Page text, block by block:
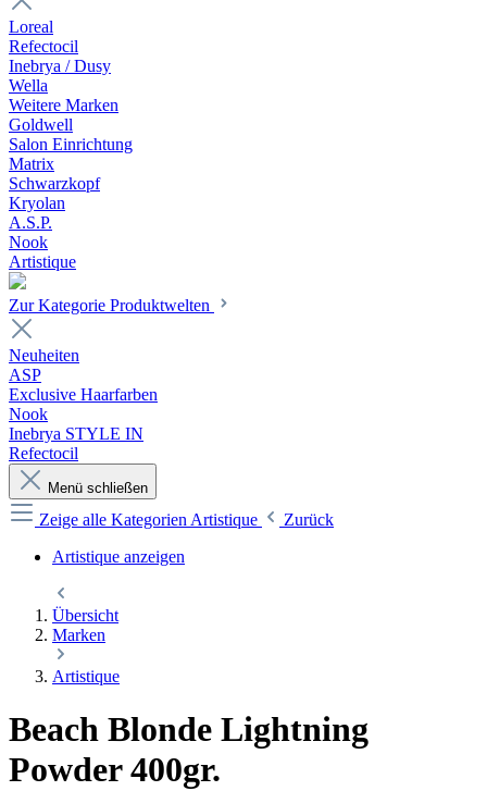
Loreal
Refectocil
Inebrya / Dusy
Wella
Weitere Marken
Goldwell
Salon Einrichtung
Matrix
Schwarzkopf
Kryolan
A.S.P.
Nook
Artistique
Zur Kategorie Produktwelten
Neuheiten
ASP
Exclusive Haarfarben
Nook
Inebrya STYLE IN
Refectocil
Menü schließen
Zeige alle Kategorien Artistique
Zurück
Artistique anzeigen
Übersicht
Marken
Artistique
Beach Blonde Lightning
Powder 400gr.